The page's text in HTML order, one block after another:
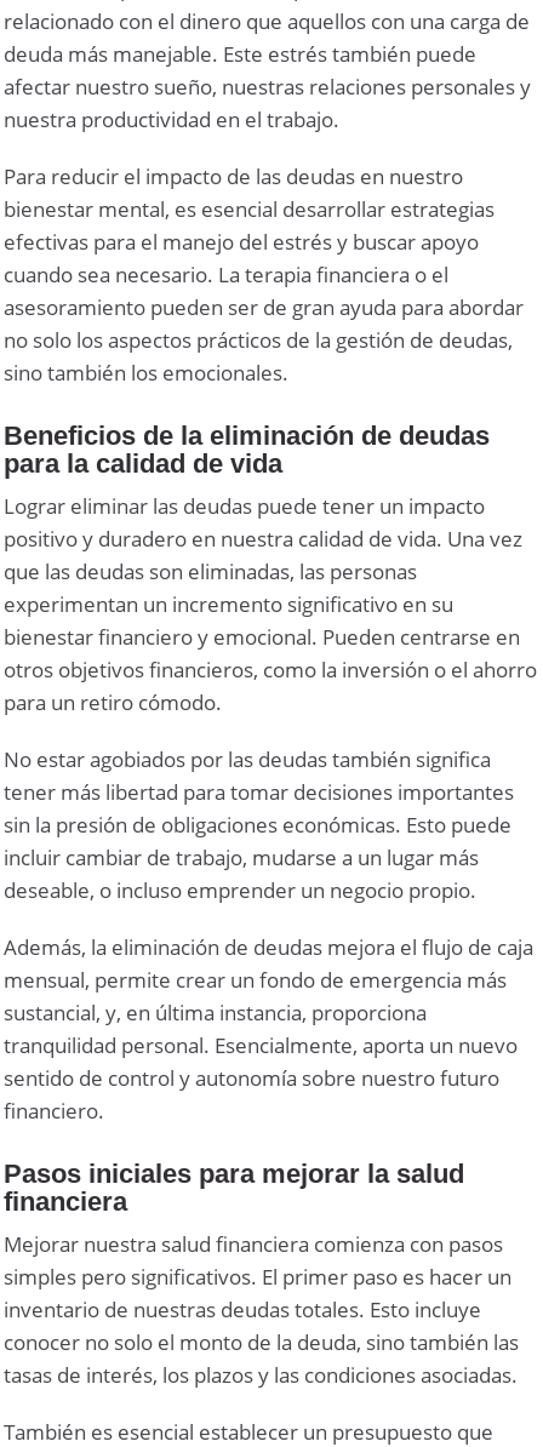
relacionado con el dinero que aquellos con una carga de
deuda más manejable. Este estrés también puede
afectar nuestro sueño, nuestras relaciones personales y
nuestra productividad en el trabajo.
Para reducir el impacto de las deudas en nuestro
bienestar mental, es esencial desarrollar estrategias
efectivas para el manejo del estrés y buscar apoyo
cuando sea necesario. La terapia financiera o el
asesoramiento pueden ser de gran ayuda para abordar
no solo los aspectos prácticos de la gestión de deudas,
sino también los emocionales.
Beneficios de la eliminación de deudas
para la calidad de vida
Lograr eliminar las deudas puede tener un impacto
positivo y duradero en nuestra calidad de vida. Una vez
que las deudas son eliminadas, las personas
experimentan un incremento significativo en su
bienestar financiero y emocional. Pueden centrarse en
otros objetivos financieros, como la inversión o el ahorro
para un retiro cómodo.
No estar agobiados por las deudas también significa
tener más libertad para tomar decisiones importantes
sin la presión de obligaciones económicas. Esto puede
incluir cambiar de trabajo, mudarse a un lugar más
deseable, o incluso emprender un negocio propio.
Además, la eliminación de deudas mejora el flujo de caja
mensual, permite crear un fondo de emergencia más
sustancial, y, en última instancia, proporciona
tranquilidad personal. Esencialmente, aporta un nuevo
sentido de control y autonomía sobre nuestro futuro
financiero.
Pasos iniciales para mejorar la salud
financiera
Mejorar nuestra salud financiera comienza con pasos
simples pero significativos. El primer paso es hacer un
inventario de nuestras deudas totales. Esto incluye
conocer no solo el monto de la deuda, sino también las
tasas de interés, los plazos y las condiciones asociadas.
También es esencial establecer un presupuesto que